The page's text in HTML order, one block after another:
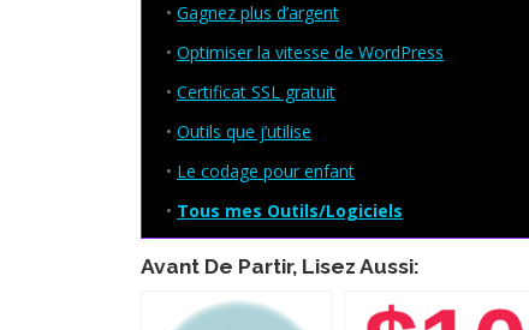
• Gagnez plus d’argent
• Optimiser la vitesse de WordPress
• Certificat SSL gratuit
• Outils que j’utilise
• Le codage pour enfant
• Tous mes Outils/Logiciels
Avant De Partir, Lisez Aussi: